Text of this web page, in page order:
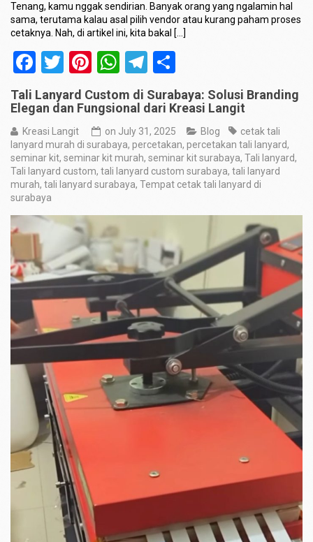
Tenang, kamu nggak sendirian. Banyak orang yang ngalamin hal
sama, terutama kalau asal pilih vendor atau kurang paham proses
cetaknya. Nah, di artikel ini, kita bakal […]
Facebook
Twitter
Pinterest
WhatsApp
Telegram
Tali Lanyard Custom di Surabaya: Solusi Branding
Elegan dan Fungsional dari Kreasi Langit
Kreasi Langit on July 31, 2025 Blog
cetak tali
lanyard murah di surabaya, percetakan, percetakan tali lanyard,
seminar kit, seminar kit murah, seminar kit surabaya, Tali lanyard,
Tali lanyard custom, tali lanyard custom surabaya, tali lanyard
murah, tali lanyard surabaya, Tempat cetak tali lanyard di
surabaya